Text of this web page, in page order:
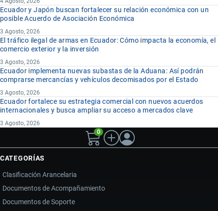
Ecuador y Japón buscan fortalecer su relación económica con un
posible Acuerdo de Asociación Económica
3 Agosto, 2026
El tráfico ilegal de armas en Ecuador: Cómo impacta la economía, el
comercio exterior y la inversión
3 Agosto, 2026
Ecuador implementa nuevas subastas de la Aduana: Así podrán
comprarse mercancías y vehículos decomisados por el Estado
3 Agosto, 2026
Ecuador fortalece su estrategia comercial con nuevos acuerdos
internacionales y busca ampliar su acceso a mercados clave
3 Agosto, 2026
0
CATEGORÍAS
Clasificación Arancelaria
Documentos de Acompañamiento
Documentos de Soporte